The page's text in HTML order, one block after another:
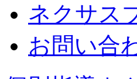
ネクサス
お問い合